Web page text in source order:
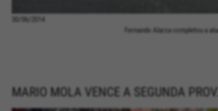
30/06/2014
Fernando Alarza completou a
MARIO MOLA VENCE A SEGUNDA